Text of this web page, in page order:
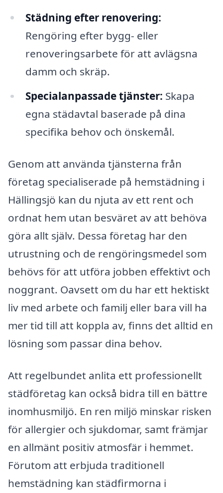
Städning efter renovering:
Rengöring efter bygg- eller
renoveringsarbete för att avlägsna
damm och skräp.
Specialanpassade tjänster: Skapa
egna städavtal baserade på dina
specifika behov och önskemål.
Genom att använda tjänsterna från
företag specialiserade på hemstädning i
Hällingsjö kan du njuta av ett rent och
ordnat hem utan besväret av att behöva
göra allt själv. Dessa företag har den
utrustning och de rengöringsmedel som
behövs för att utföra jobben effektivt och
noggrant. Oavsett om du har ett hektiskt
liv med arbete och familj eller bara vill ha
mer tid till att koppla av, finns det alltid en
lösning som passar dina behov.
Att regelbundet anlita ett professionellt
städföretag kan också bidra till en bättre
inomhusmiljö. En ren miljö minskar risken
för allergier och sjukdomar, samt främjar
en allmänt positiv atmosfär i hemmet.
Förutom att erbjuda traditionell
hemstädning kan städfirmorna i